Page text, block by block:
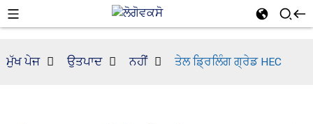
ਮੁੱਖ ਪੇਜ ਉਤਪਾਦ ਨਹੀਂ ਤੇਲ ਡ੍ਰਿਲਿੰਗ ਗ੍ਰੇਡ HEC